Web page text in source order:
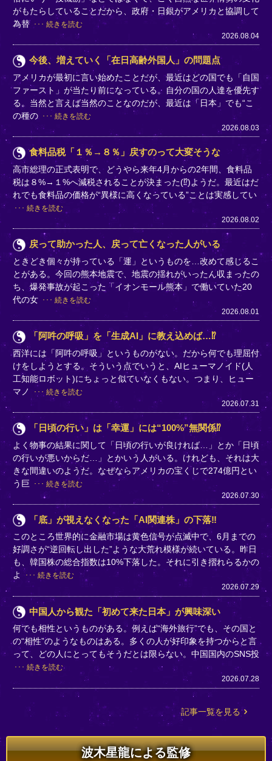
がもたらしていることだから、政府・日銀がアメリカと協調して
為替
続きを読む
2026.08.04
今後、増えていく「在日高齢外国人」の問題点
アメリカが最初に言い始めたことだが、最近はどの国でも「自国
ファースト」が当たり前になっている。自分の国の人達を優先す
る。当然と言えば当然のことなのだが、最近は「日本」でも“こ
の種の
続きを読む
2026.08.03
食料品税「１％→８％」戻すのって大変そうな
高市総理の正式表明で、どうやら来年4月からの2年間、食料品
税は８%→１%へ減税されることが決まった(⁉)ようだ。最近はだ
れでも食料品の価格が“異様に高くなっている”ことは実感してい
続きを読む
2026.08.02
戻って助かった人、戻って亡くなった人がいる
ときどき個々が持っている「運」というものを…改めて感じるこ
とがある。今回の熊本地震で、地震の揺れがいったん収まったの
ち、爆発事故が起こった「イオンモール熊本」で働いていた20
代の女
続きを読む
2026.08.01
「阿吽の呼吸」を「生成AI」に教え込めば…⁉
西洋には「阿吽の呼吸」というものがない。だから何でも理屈付
けをしようとする。そういう点でいうと、AIヒューマノイド(人
工知能ロボット)にちょっと似ていなくもない。つまり、ヒュー
マノ
続きを読む
2026.07.31
「日頃の行い」は「幸運」には“100%”無関係⁉
よく物事の結果に関して「日頃の行いが良ければ…」とか「日頃
の行いが悪いからだ…」とかいう人がいる。けれども、それは大
きな間違いのようだ。なぜならアメリカの宝くじで274億円とい
う巨
続きを読む
2026.07.30
「底」が視えなくなった「AI関連株」の下落‼
このところ世界的に金融市場は黄色信号が点滅中で、6月までの
好調さが“逆回転し出した”ような大荒れ模様が続いている。昨日
も、韓国株の総合指数は10%下落した。それに引き摺れらるかの
よ
続きを読む
2026.07.29
中国人から観た「初めて来た日本」が興味深い
何でも相性というものがある。例えば“海外旅行”でも、その国と
の“相性”のようなものはある。多くの人が好印象を持つからと言
って、どの人にとってもそうだとは限らない。中国国内のSNS投
続きを読む
2026.07.28
記事一覧を見る
波木星龍による監修